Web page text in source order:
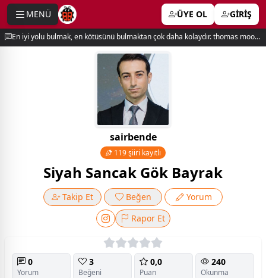
MENÜ ÜYE OL GİRİŞ
En iyi yolu bulmak, en kötüsünü bulmaktan çok daha kolaydır. thomas moore
sairbende
119 şiiri kayıtlı
Siyah Sancak Gök Bayrak
Takip Et Beğen
Yorum
Rapor Et
0
Yorum
3
Beğeni
0,0
Puan
240
Okunma
menu